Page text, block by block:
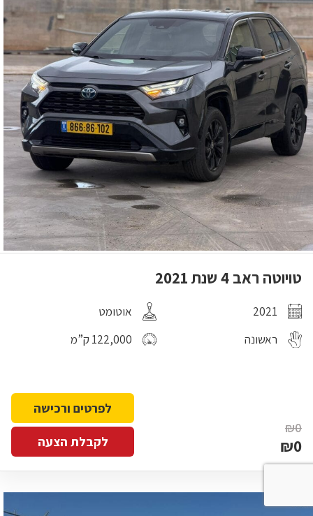
טויוטה ראב 4 שנת 2021
2021
אוטומט
ראשונה
122,000 ק”מ
₪0
₪0
לפרטים ורכישה
לקבלת הצעה